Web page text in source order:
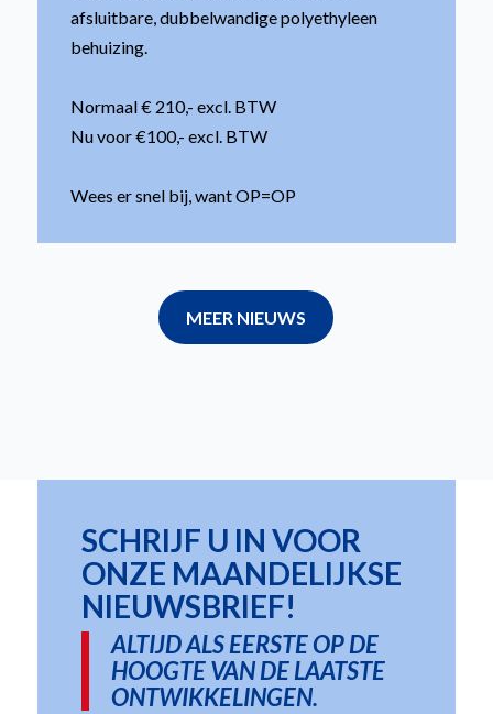
afsluitbare, dubbelwandige polyethyleen
behuizing.
Normaal € 210,- excl. BTW
Nu voor €100,- excl. BTW
Wees er snel bij, want OP=OP
MEER NIEUWS
SCHRIJF U IN VOOR
ONZE MAANDELIJKSE
NIEUWSBRIEF!
ALTIJD ALS EERSTE OP DE
HOOGTE VAN DE LAATSTE
ONTWIKKELINGEN.